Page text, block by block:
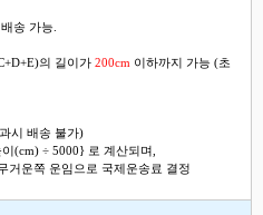
송 가능.
의 길이가 200cm 이하까지 가능 (초
시 배송 불가)
(cm) ÷ 5000} 로 계산되며,
거운쪽 운임으로 국제운송료 결정